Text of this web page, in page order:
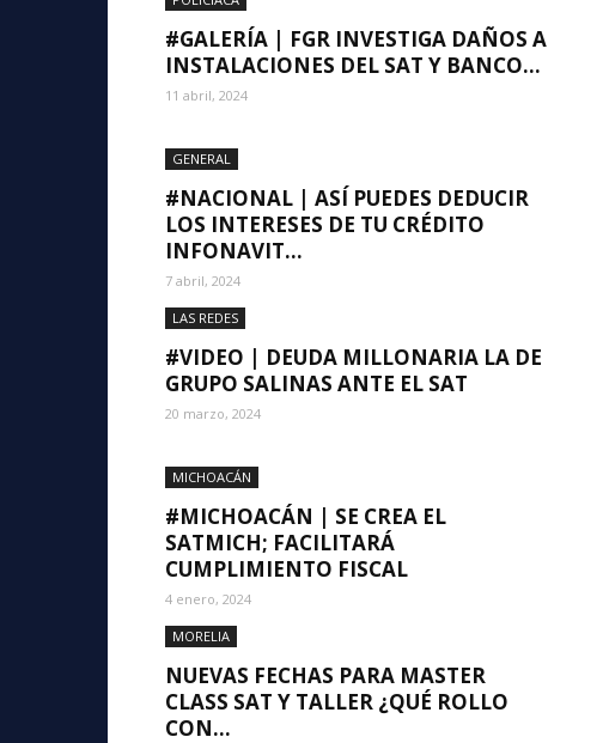
#GALERÍA | FGR INVESTIGA DAÑOS A
INSTALACIONES DEL SAT Y BANCO...
11 abril, 2024
GENERAL
#NACIONAL | ASÍ PUEDES DEDUCIR
LOS INTERESES DE TU CRÉDITO
INFONAVIT...
7 abril, 2024
LAS REDES
#VIDEO | DEUDA MILLONARIA LA DE
GRUPO SALINAS ANTE EL SAT
20 marzo, 2024
MICHOACÁN
#MICHOACÁN | SE CREA EL
SATMICH; FACILITARÁ
CUMPLIMIENTO FISCAL
4 enero, 2024
MORELIA
NUEVAS FECHAS PARA MASTER
CLASS SAT Y TALLER ¿QUÉ ROLLO
CON...